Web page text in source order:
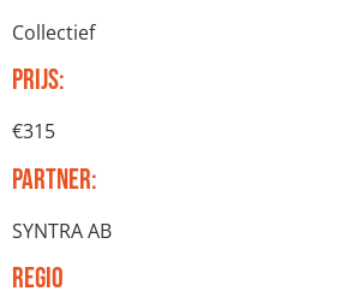
Collectief
Prijs:
€315
Partner:
SYNTRA AB
Regio